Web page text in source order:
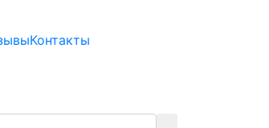
Контакты